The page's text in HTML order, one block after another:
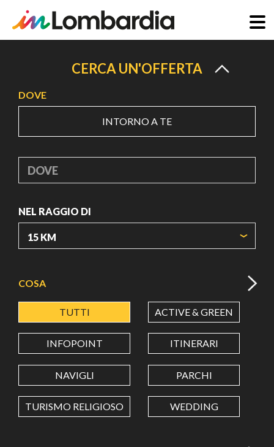
principale
CERCA UN'OFFERTA
DOVE
INTORNO A TE
DOVE
NEL RAGGIO DI
LATITUDINE
LONGITUDINE
Value in decimal degrees. Use dot (.) as decimal separator.
COSA
TUTTI ACTIVE & GREEN
INFOPOINT ITINERARI
NAVIGLI PARCHI
TURISMO RELIGIOSO WEDDING